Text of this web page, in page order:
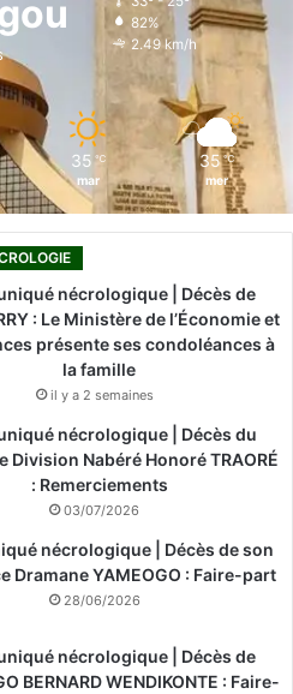
i
n
r
82%
2.49 km/h
35 ℃
mar
35 ℃
mer
nécrologique | Décès de
: Le Ministère de l’Économie et
présente ses condoléances à
la famille
il y a 2 semaines
nécrologique | Décès du
Division Nabéré Honoré TRAORÉ
: Remerciements
03/07/2026
nécrologique | Décès de son
Dramane YAMEOGO : Faire-part
28/06/2026
nécrologique | Décès de
BERNARD WENDIKONTE : Faire-